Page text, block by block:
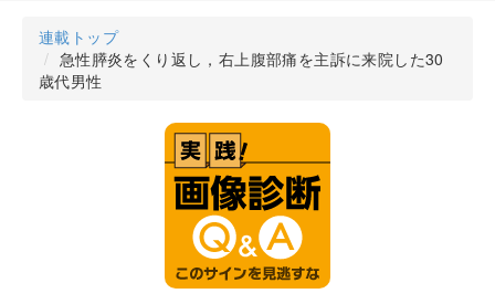
連載トップ
急性膵炎をくり返し，右上腹部痛を主訴に来院した30
歳代男性